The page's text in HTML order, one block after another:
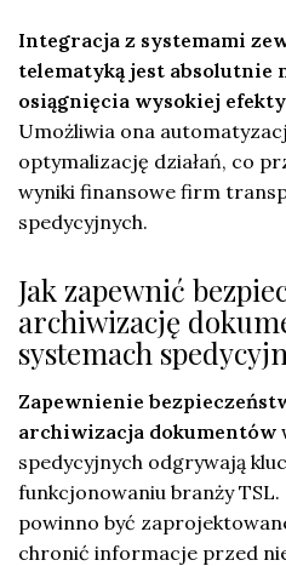
Integracja z systemami
telematyką jest absolutnie
osiągnięcia wysokiej
Umożliwia ona
optymalizację działań, co
wyniki finansowe firm
spedycyjnych.
Jak zapewnić
archiwizację
systemach
Zapewnienie
archiwizacja dokumentów
spedycyjnych odgrywają
funkcjonowaniu branży
powinno być
chronić informacje przed